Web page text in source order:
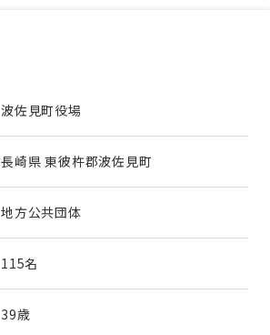
波佐見町役場
長崎県 東彼杵郡波佐見町
地方公共団体
115名
39歳